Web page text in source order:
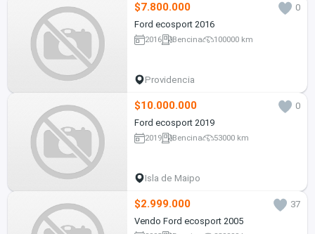
$7.800.000
0
Ford ecosport 2016
2016 Bencina 100000 km
Providencia
$10.000.000
0
Ford ecosport 2019
2019 Bencina 53000 km
Isla de Maipo
$2.999.000
37
Vendo Ford ecosport 2005